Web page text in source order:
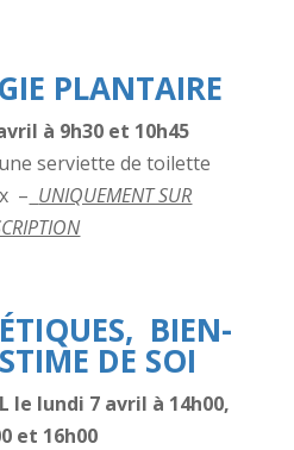
PLANTAIRE
à 9h30 et 10h45
serviette de toilette
– UNIQUEMENT SUR
BIEN-
DE SOI
le lundi 7 avril à 14h00,
et 16h00